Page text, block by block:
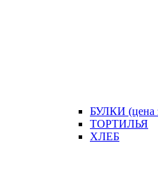
БУЛКИ (цена
ТОРТИЛЬЯ
ХЛЕБ